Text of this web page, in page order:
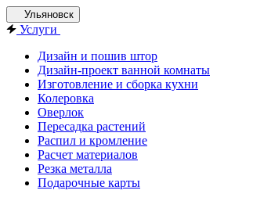
Ульяновск
Услуги
Дизайн и пошив штор
Дизайн-проект ванной комнаты
Изготовление и сборка кухни
Колеровка
Оверлок
Пересадка растений
Распил и кромление
Расчет материалов
Резка металла
Подарочные карты